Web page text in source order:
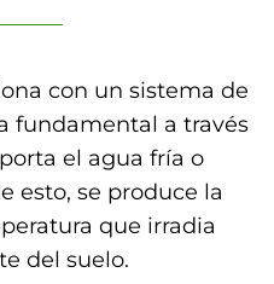
con un sistema de
fundamental a través
el agua fría o
esto, se produce la
que irradia
del suelo.